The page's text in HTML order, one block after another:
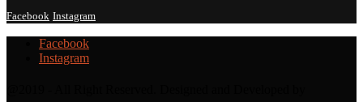
Facebook Instagram
Facebook
Instagram